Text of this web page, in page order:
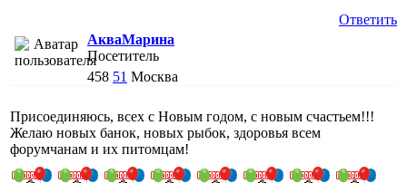
Ответить
АкваМарина
Посетитель
458 51 Москва
Присоединяюсь, всех с Новым годом, с новым счастьем!!!
Желаю новых банок, новых рыбок, здоровья всем
форумчанам и их питомцам!